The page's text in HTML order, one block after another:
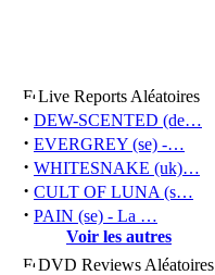
Live Reports Aléatoires
· DEW-SCENTED (de…
· EVERGREY (se) -…
· WHITESNAKE (uk)…
· CULT OF LUNA (s…
· PAIN (se) - La …
Voir les autres
DVD Reviews Aléatoires